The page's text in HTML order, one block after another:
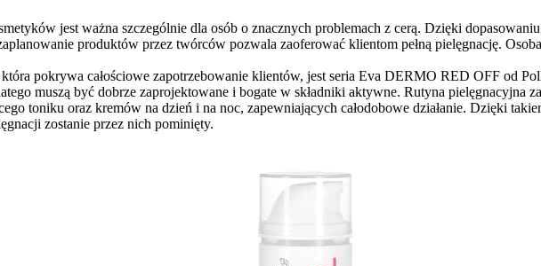
jest ważna szczególnie dla osób o znacznych problemach z cerą. Dzięki
produktów przez twórców pozwala zaoferować klientom pełną pielęgnację.
pokrywa całościowe zapotrzebowanie klientów, jest seria Eva DERMO RED OFF od
muszą być dobrze zaprojektowane i bogate w składniki aktywne. Rutyna pielęgnacyjna
toniku oraz kremów na dzień i na noc, zapewniających całodobowe działanie. Dzięki
zostanie przez nich pominięty.